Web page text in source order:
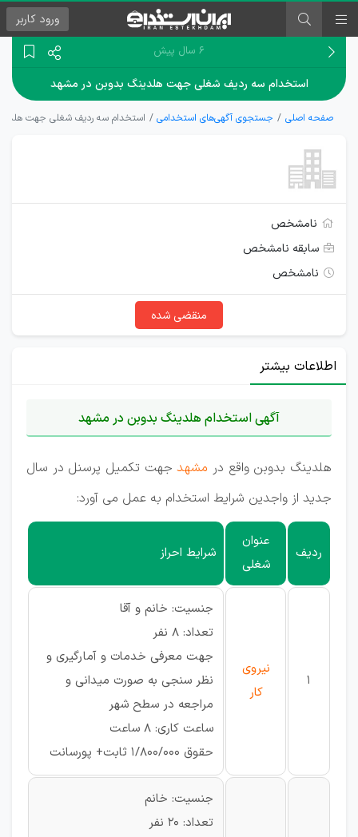
ورود کاربر
۶ سال پیش
استخدام سه ردیف شغلی جهت هلدینگ بدوبن در مشهد
صفحه اصلی جستجوی آگهی‌های استخدامی استخدام سه ردیف شغلی جهت
نامشخص
سابقه نامشخص
نامشخص
منقضی شده
اطلاعات بیشتر
آگهی استخدام هلدینگ بدوبن در مشهد
هلدینگ بدوبن واقع در مشهدجهت تکمیل پرسنل در سال
جدید از واجدین شرایط استخدام به عمل می آورد:
ردیف
عنوان
شغلی
شرایط احراز
1
نیروی
کار
جنسیت: خانم و آقا
تعداد: 8 نفر
جهت معرفی خدمات و آمارگیری و
نظر سنجی به صورت میدانی و
مراجعه در سطح شهر
ساعت کاری: 8 ساعت
حقوق 1/800/000 ثابت+ پورسانت
جنسیت: خانم
تعداد: 20 نفر